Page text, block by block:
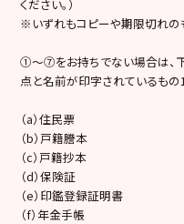
ください。）
※いずれもコピーや期限切れの
①～⑦をお持ちでない場合は、下
点と名前が印字されているもの
（a）住民票
（b）戸籍謄本
（c）戸籍抄本
（d）保険証
（e）印鑑登録証明書
（f）年金手帳